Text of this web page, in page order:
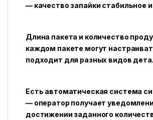
— качество запайки стабильное
Длина пакета и количество
каждом пакете могут
подходит для разных видов
Есть автоматическая система
— оператор получает
достижении заданного